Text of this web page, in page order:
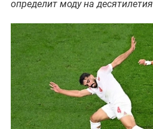
определит моду на десятилетия